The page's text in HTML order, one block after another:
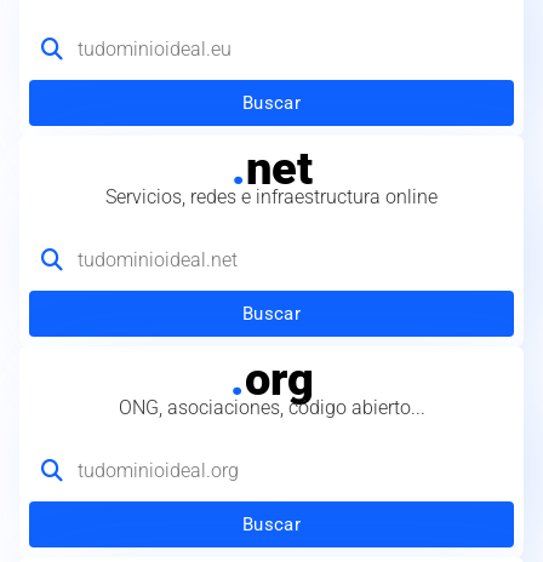
Buscar
.net
Servicios, redes e infraestructura online
Buscar
.org
ONG, asociaciones, código abierto...
Buscar